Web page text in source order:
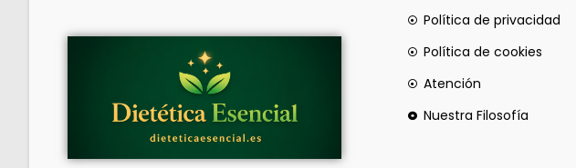
Política de privacidad
Política de cookies
Atención
Nuestra Filosofía